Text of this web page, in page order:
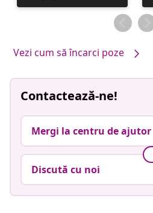
publicată
Vezi cum să încarci poze
Contactează-ne!
Mergi la centru de ajutor
Discută cu noi